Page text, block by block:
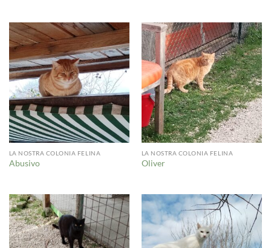
LA NOSTRA COLONIA FELINA
Abusivo
LA NOSTRA COLONIA FELINA
Oliver